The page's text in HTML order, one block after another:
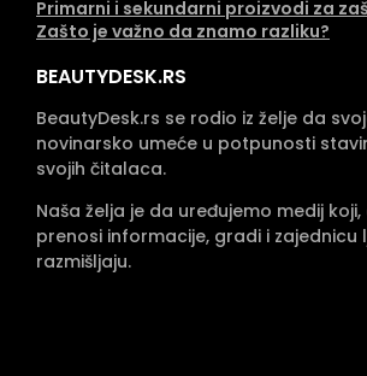
Primarni i sekundarni proizvodi za
Zašto je važno da znamo razliku?
BEAUTYDESK.RS
BeautyDesk.rs se rodio iz želje da
novinarsko umeće u potpunosti
svojih čitalaca.
Naša želja je da uređujemo medij
prenosi informacije, gradi i zajednicu
razmišljaju.